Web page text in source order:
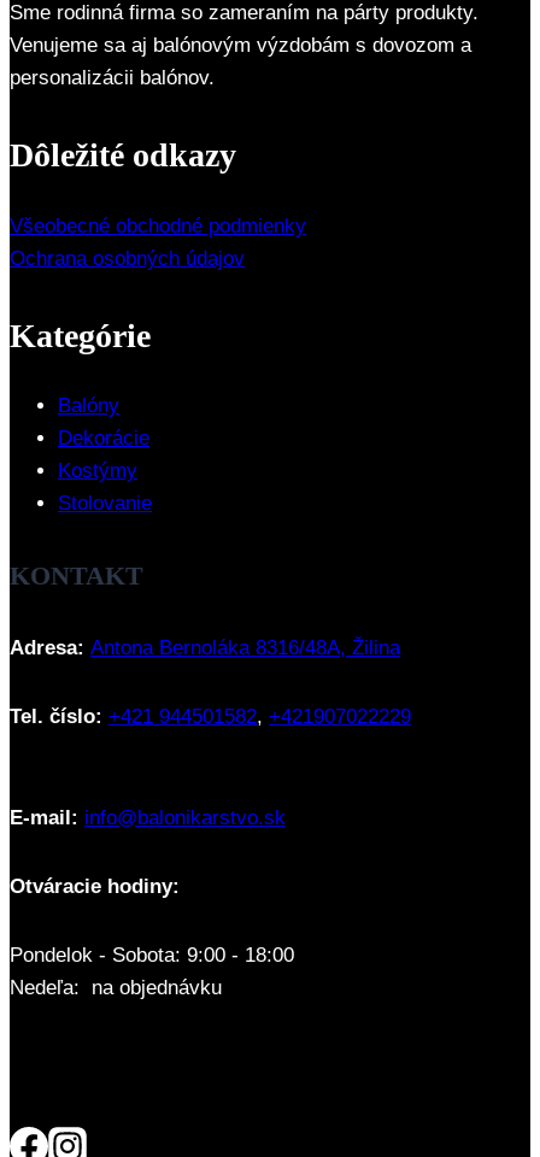
Sme rodinná firma so zameraním na párty produkty.
Venujeme sa aj balónovým výzdobám s dovozom a
personalizácii balónov.
Dôležité odkazy
Všeobecné obchodné podmienky
Ochrana osobných údajov
Kategórie
Balóny
Dekorácie
Kostýmy
Stolovanie
KONTAKT
Adresa: Antona Bernoláka 8316/48A, Žilina
Tel. číslo: +421 944501582, +421907022229
E-mail: info@balonikarstvo.sk
Otváracie hodiny:
Pondelok - Sobota: 9:00 - 18:00
Nedeľa: na objednávku